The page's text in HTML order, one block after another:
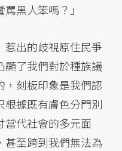
黑人笨嗎？」
惹出的歧視原住民爭
顯了我們對於種族議
，刻板印象是我們認
根據既有膚色分門別
當代社會的多元面
甚至跨到我們無法為